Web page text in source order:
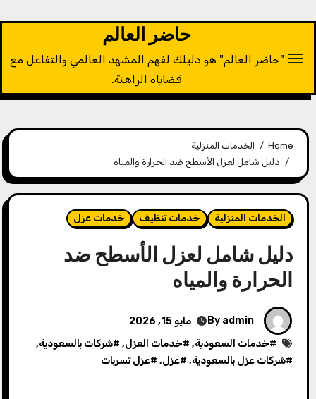
حاضر العالم
"حاضر العالم" هو دليلك لفهم المشهد العالمي والتفاعل مع
قضاياه الراهنة.
Home
الخدمات المنزلية
دليل شامل لعزل الأسطح ضد الحرارة والمياه
الخدمات المنزلية خدمات تنظيف خدمات عزل
دليل شامل لعزل الأسطح ضد
الحرارة والمياه
admin
مايو 15, 2026
#خدمات السعودية, #خدمات العزل, #شركات بالسعودية,
#شركات عزل بالسعودية, #عزل, #عزل تسربات